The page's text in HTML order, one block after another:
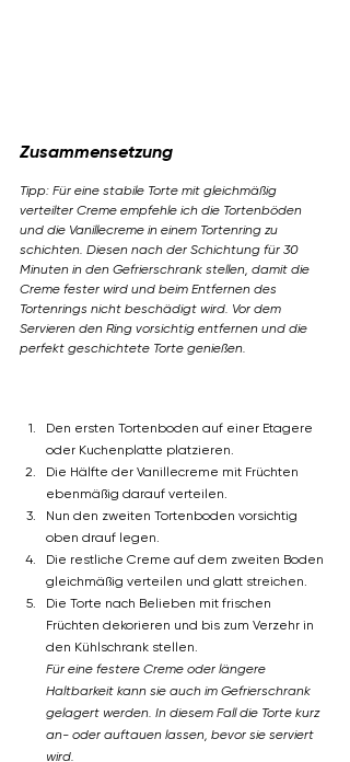
Zusammensetzung
Tipp: Für eine stabile Torte mit gleichmäßig
verteilter Creme empfehle ich die Tortenböden
und die Vanillecreme in einem Tortenring zu
schichten. Diesen nach der Schichtung für 30
Minuten in den Gefrierschrank stellen, damit die
Creme fester wird und beim Entfernen des
Tortenrings nicht beschädigt wird. Vor dem
Servieren den Ring vorsichtig entfernen und die
perfekt geschichtete Torte genießen.
Den ersten Tortenboden auf einer Etagere
oder Kuchenplatte platzieren.
Die Hälfte der Vanillecreme mit Früchten
ebenmäßig darauf verteilen.
Nun den zweiten Tortenboden vorsichtig
oben drauf legen.
Die restliche Creme auf dem zweiten Boden
gleichmäßig verteilen und glatt streichen.
Die Torte nach Belieben mit frischen
Früchten dekorieren und bis zum Verzehr in
den Kühlschrank stellen.
Für eine festere Creme oder längere
Haltbarkeit kann sie auch im Gefrierschrank
gelagert werden. In diesem Fall die Torte kurz
an- oder auftauen lassen, bevor sie serviert
wird.